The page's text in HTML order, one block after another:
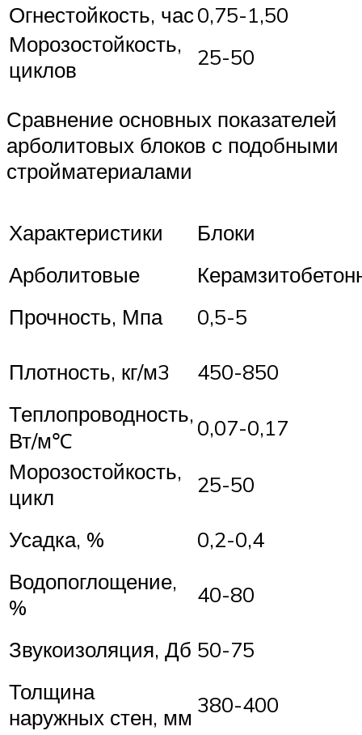
Огнестойкость, час0,75-1,50
Морозостойкость,
циклов
25-50
Сравнение основных показателей
арболитовых блоков с подобными
стройматериалами
Характеристики
Блоки
Арболитовые
Прочность, Мпа
0,5-5
Плотность, кг/м3
450-850
Теплопроводность,
Вт/м℃
0,07-0,17
Морозостойкость,
цикл
25-50
Усадка, %
0,2-0,4
Водопоглощение,
%
40-80
Звукоизоляция, Дб 50-75
Толщина
наружных стен, мм 380-400